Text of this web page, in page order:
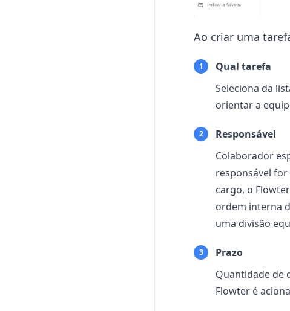
Ao criar uma
1
Qual tarefa
Seleciona da
orientar a
2
Responsável
Colaborador
responsável
cargo, o
ordem interna
uma divisão
3
Prazo
Quantidade de
Flowter é